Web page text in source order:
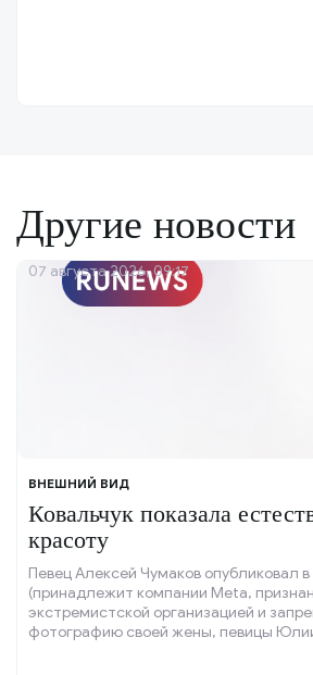
Другие новости
ВНЕШНИЙ ВИД
Ковальчук показала
красоту
Певец Алексей Чумаков опубликовал
(принадлежит компании Meta,
экстремистской организацией и
фотографию своей жены, певицы
07 августа 2026, 09:17